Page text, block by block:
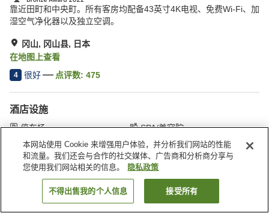
靠近田町和中央町。所有客房均配备43英寸4K电视、免费Wi-Fi、加
湿空气净化器以及独立空调。
冈山, 冈山县, 日本
在地图上查看
4 很好 点评数: 475
酒店设施
停车场
SPA/美容院
餐厅
酒吧
首页 日本 冈山县 冈山 冈山中央酒店
搜索客房
本网站使用 Cookie 来增强用户体验，并分析我们网站的性能
和流量。我们还会与合作的社交媒体、广告商和分析商分享与
您使用我们网站相关的信息。
隐私政策
不得出售我的个人信息 接受所有